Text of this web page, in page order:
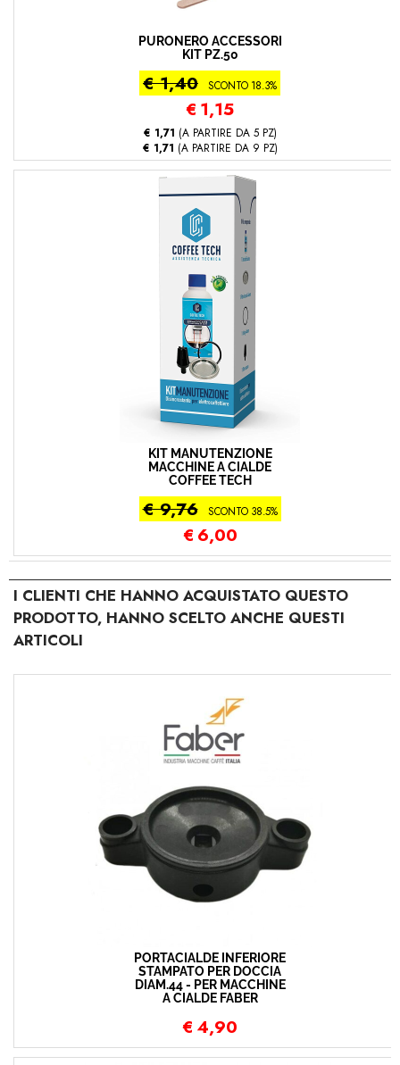
PURONERO ACCESSORI
KIT PZ.50
€ 1,40 SCONTO 18.3%
€ 1,15
€ 1,71 (A PARTIRE DA 5 PZ)
€ 1,71 (A PARTIRE DA 9 PZ)
KIT MANUTENZIONE
MACCHINE A CIALDE
COFFEE TECH
€ 9,76 SCONTO 38.5%
€ 6,00
I CLIENTI CHE HANNO ACQUISTATO QUESTO
PRODOTTO, HANNO SCELTO ANCHE QUESTI
ARTICOLI
PORTACIALDE INFERIORE
STAMPATO PER DOCCIA
DIAM.44 - PER MACCHINE
A CIALDE FABER
€ 4,90